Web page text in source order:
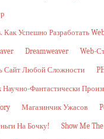
Как Успешно Разработать
Dreamweaver Web-
Сайт Любой Сложности
Фантастически
Магазинчик Ужасов
На Бочку! Show Me